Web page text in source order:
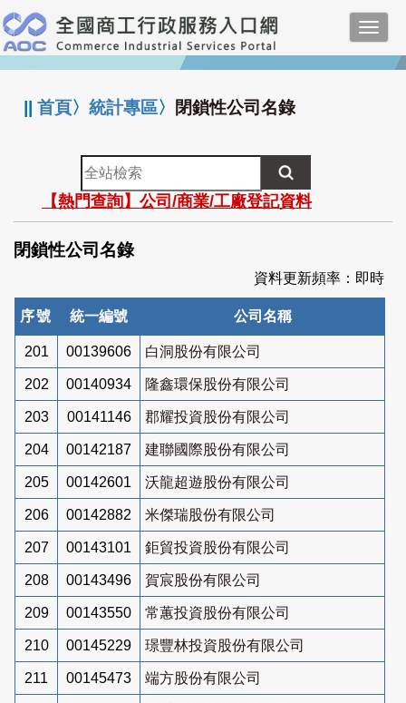
跳
到
主
要
:::
||首頁〉統計專區〉 閉鎖性公司名錄
全
站
檢
索
【熱門查詢】公司/商業/工廠登記資料
閉鎖性公司名錄
資料更新頻率：即時
序號 統一編號 公司名稱
201 00139606 白洞股份有限公司
202 00140934 隆鑫環保股份有限公司
203 00141146 郡耀投資股份有限公司
204 00142187 建聯國際股份有限公司
205 00142601 沃龍超遊股份有限公司
206 00142882 米傑瑞股份有限公司
207 00143101 鉅貿投資股份有限公司
208 00143496 賀宸股份有限公司
209 00143550 常蕙投資股份有限公司
210 00145229 璟豐林投資股份有限公司
211 00145473 端方股份有限公司